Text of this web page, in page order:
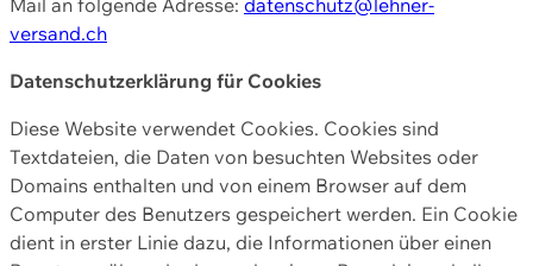
versand.ch
Datenschutzerklärung für Cookies
Diese Website verwendet Cookies. Cookies sind
Textdateien, die Daten von besuchten Websites oder
Domains enthalten und von einem Browser auf dem
Computer des Benutzers gespeichert werden. Ein Cookie
dient in erster Linie dazu, die Informationen über einen